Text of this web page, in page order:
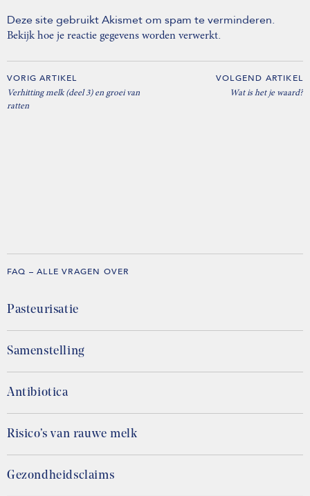
Deze site gebruikt Akismet om spam te verminderen.
Bekijk hoe je reactie gegevens worden verwerkt.
VORIG ARTIKEL
Verhitting melk (deel 3) en groei van
ratten
VOLGEND ARTIKEL
Wat is het je waard?
FAQ – ALLE VRAGEN OVER
Pasteurisatie
Samenstelling
Antibiotica
Risico’s van rauwe melk
Gezondheidsclaims